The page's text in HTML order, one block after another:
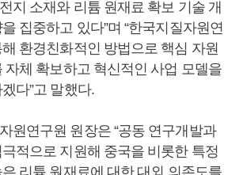
지 소재와 리튬 원재료 확보 기술 개
집중하고 있다”며 “한국지질자원연
환경친화적인 방법으로 핵심 자원
자체 확보하고 혁신적인 사업 모델을
다”고 말했다.
원연구원 원장은 “공동 연구개발과
적으로 지원해 중국을 비롯한 특정
리튬 원재료에 대한 대외 의존도를